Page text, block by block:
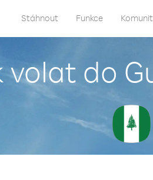
Stáhnout Funkce
volat do